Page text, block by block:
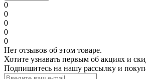
0
0
0
0
0
Нет отзывов об этом товаре.
Хотите узнавать первым об акциях и
Подпишитесь на нашу рассылку и